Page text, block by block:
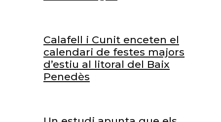
Calafell i Cunit enceten el
calendari de festes majors
d’estiu al litoral del Baix
Penedès